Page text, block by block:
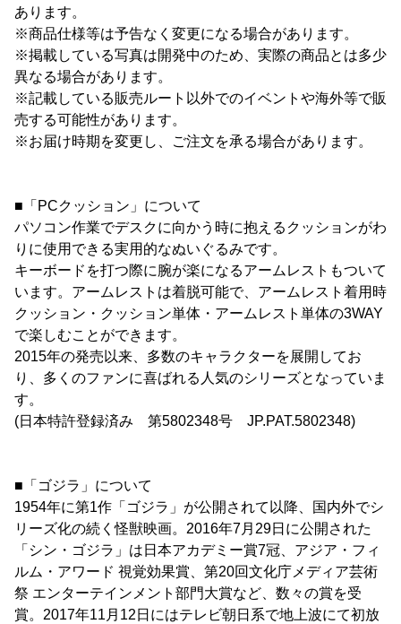
あります。
※商品仕様等は予告なく変更になる場合があります。
※掲載している写真は開発中のため、実際の商品とは多少
異なる場合があります。
※記載している販売ルート以外でのイベントや海外等で販
売する可能性があります。
※お届け時期を変更し、ご注文を承る場合があります。
■「PCクッション」について
パソコン作業でデスクに向かう時に抱えるクッションがわ
りに使用できる実用的なぬいぐるみです。
キーボードを打つ際に腕が楽になるアームレストもついて
います。アームレストは着脱可能で、アームレスト着用時
クッション・クッション単体・アームレスト単体の3WAY
で楽しむことができます。
2015年の発売以来、多数のキャラクターを展開してお
り、多くのファンに喜ばれる人気のシリーズとなっていま
す。
(日本特許登録済み 第5802348号 JP.PAT.5802348)
■「ゴジラ」について
1954年に第1作「ゴジラ」が公開されて以降、国内外でシ
リーズ化の続く怪獣映画。2016年7月29日に公開された
「シン・ゴジラ」は日本アカデミー賞7冠、アジア・フィ
ルム・アワード 視覚効果賞、第20回文化庁メディア芸術
祭 エンターテインメント部門大賞など、数々の賞を受
賞。2017年11月12日にはテレビ朝日系で地上波にて初放